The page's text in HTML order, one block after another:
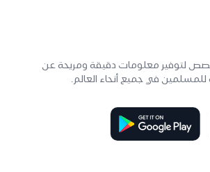
لتوفير معلومات دقيقة ومريحة عن
للمسلمين في جميع أنحاء العالم.